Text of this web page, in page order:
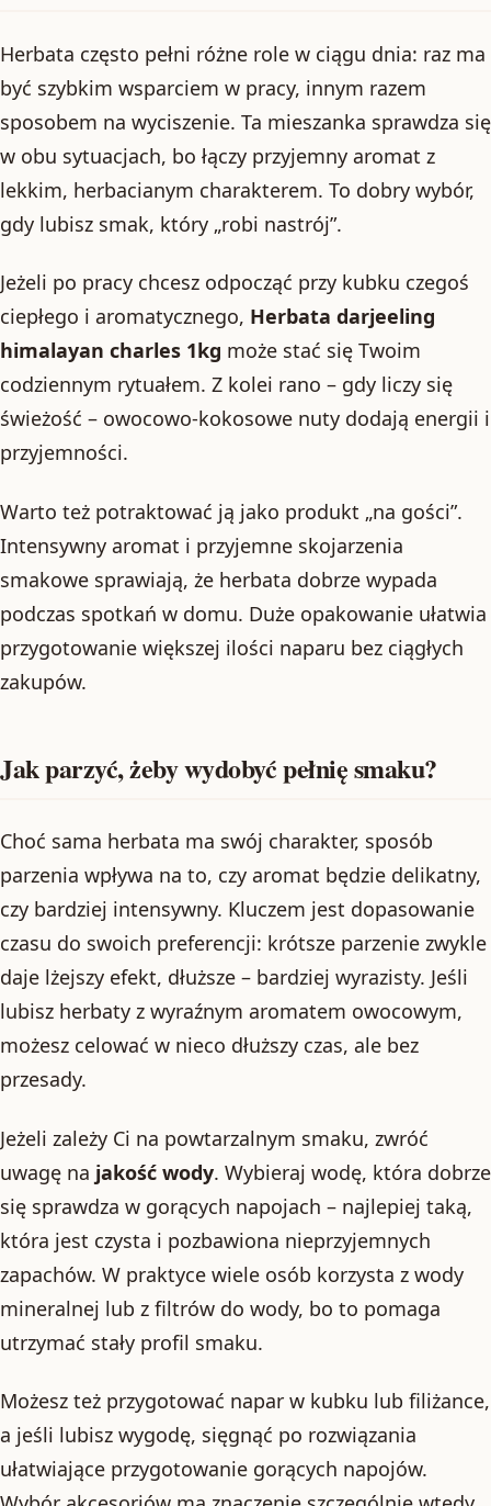
Herbata często pełni różne role w ciągu dnia: raz ma
być szybkim wsparciem w pracy, innym razem
sposobem na wyciszenie. Ta mieszanka sprawdza się
w obu sytuacjach, bo łączy przyjemny aromat z
lekkim, herbacianym charakterem. To dobry wybór,
gdy lubisz smak, który „robi nastrój”.
Jeżeli po pracy chcesz odpocząć przy kubku czegoś
ciepłego i aromatycznego, Herbata darjeeling
himalayan charles 1kg może stać się Twoim
codziennym rytuałem. Z kolei rano – gdy liczy się
świeżość – owocowo-kokosowe nuty dodają energii i
przyjemności.
Warto też potraktować ją jako produkt „na gości”.
Intensywny aromat i przyjemne skojarzenia
smakowe sprawiają, że herbata dobrze wypada
podczas spotkań w domu. Duże opakowanie ułatwia
przygotowanie większej ilości naparu bez ciągłych
zakupów.
Jak parzyć, żeby wydobyć pełnię smaku?
Choć sama herbata ma swój charakter, sposób
parzenia wpływa na to, czy aromat będzie delikatny,
czy bardziej intensywny. Kluczem jest dopasowanie
czasu do swoich preferencji: krótsze parzenie zwykle
daje lżejszy efekt, dłuższe – bardziej wyrazisty. Jeśli
lubisz herbaty z wyraźnym aromatem owocowym,
możesz celować w nieco dłuższy czas, ale bez
przesady.
Jeżeli zależy Ci na powtarzalnym smaku, zwróć
uwagę na jakość wody. Wybieraj wodę, która dobrze
się sprawdza w gorących napojach – najlepiej taką,
która jest czysta i pozbawiona nieprzyjemnych
zapachów. W praktyce wiele osób korzysta z wody
mineralnej lub z filtrów do wody, bo to pomaga
utrzymać stały profil smaku.
Możesz też przygotować napar w kubku lub filiżance,
a jeśli lubisz wygodę, sięgnąć po rozwiązania
ułatwiające przygotowanie gorących napojów.